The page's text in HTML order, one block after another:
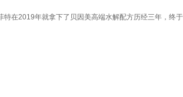
特在2019年就拿下了贝因美高端水解配方历经三年，终